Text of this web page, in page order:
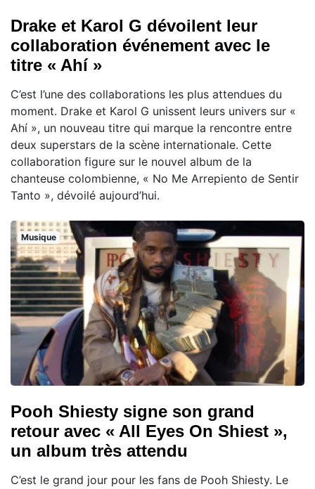
Drake et Karol G dévoilent leur
collaboration événement avec le
titre « Ahí »
C’est l’une des collaborations les plus attendues du
moment. Drake et Karol G unissent leurs univers sur «
Ahí », un nouveau titre qui marque la rencontre entre
deux superstars de la scène internationale. Cette
collaboration figure sur le nouvel album de la
chanteuse colombienne, « No Me Arrepiento de Sentir
Tanto », dévoilé aujourd’hui.
Musique
Pooh Shiesty signe son grand
retour avec « All Eyes On Shiest »,
un album très attendu
C’est le grand jour pour les fans de Pooh Shiesty. Le